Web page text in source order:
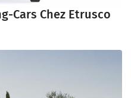
Cars Chez Etrusco